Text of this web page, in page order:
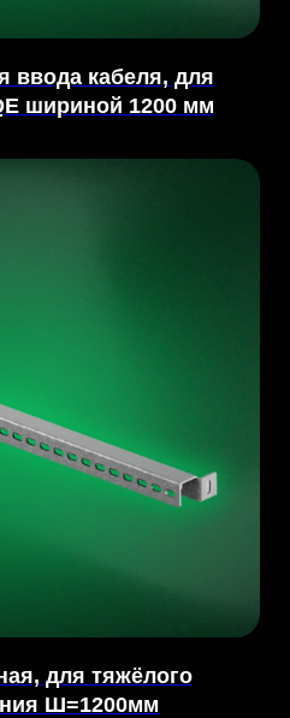
ввода кабеля, для
шириной 1200 мм
для тяжёлого
Ш=1200мм